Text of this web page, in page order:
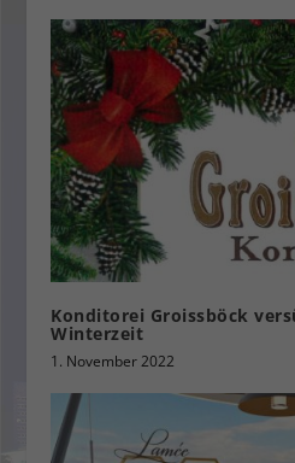
Konditorei Groissböck
Winterzeit
1. November 2022